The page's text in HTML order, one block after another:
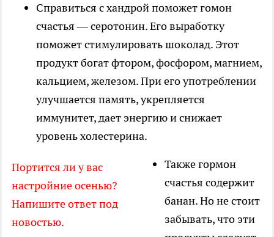
Справиться с хандрой поможет гомон
счастья — серотонин. Его выработку
поможет стимулировать шоколад. Этот
продукт богат фтором, фосфором, магнием,
кальцием, железом. При его употреблении
улучшается память, укрепляется
иммунитет, дает энергию и снижает
уровень холестерина.
Портится ли у вас
настройние осенью?
Напишите ответ под
новостью.
Также гормон
счастья содержит
банан. Но не стоит
забывать, что эти